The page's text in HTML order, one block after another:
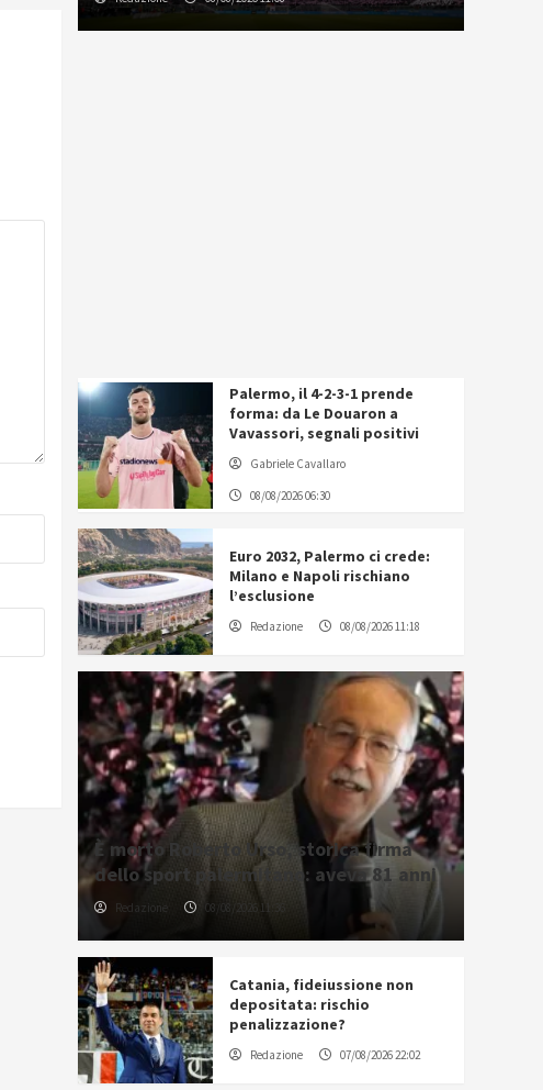
Palermo, il 4-2-3-1 prende
forma: da Le Douaron a
Vavassori, segnali positivi
Gabriele Cavallaro
08/08/2026 06:30
Euro 2032, Palermo ci crede:
Milano e Napoli rischiano
l’esclusione
Redazione 08/08/2026 11:18
È morto Roberto Urso, storica firma
dello sport palermitano: aveva 81 anni
Redazione 08/08/2026 11:36
Catania, fideiussione non
depositata: rischio
penalizzazione?
Redazione 07/08/2026 22:02